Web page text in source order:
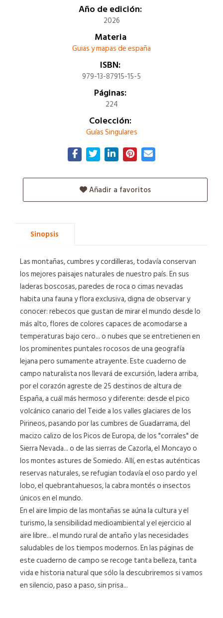
Año de edición:
2026
Materia
Guias y mapas de españa
ISBN:
979-13-87915-15-5
Páginas:
224
Colección:
Guías Singulares
Añadir a favoritos
Sinopsis
Las montañas, cumbres y cordilleras, todavía conservan
los mejores paisajes naturales de nuestro país. En sus
laderas boscosas, paredes de roca o cimas nevadas
habita una fauna y flora exclusiva, digna de observar y
conocer: rebecos que gustan de mirar el mundo desde lo
más alto, flores de colores capaces de acomodarse a
temperaturas bajo cero... o nubes que se entretienen en
los prominentes puntales rocosos de una geografía
lejana pero sumamente atrayente. Este cuaderno de
campo naturalista nos llevará de excursión, ladera arriba,
por el corazón agreste de 25 destinos de altura de
España, a cuál más hermoso y diferente: desde el pico
volcánico canario del Teide a los valles glaciares de los
Pirineos, pasando por las cumbres de Guadarrama, del
macizo calizo de los Picos de Europa, de los "corrales" de
Sierra Nevada... o de las sierras de Cazorla, el Moncayo o
los montes astures de Somiedo. Allí, en estas auténticas
reservas naturales, se refugian todavía el oso pardo y el
lobo, el quebrantahuesos, la cabra montés o insectos
únicos en el mundo.
En el aire limpio de las montañas se aúna la cultura y el
turismo, la sensibilidad medioambiental y el ejercicio al
aire libre... el mundo rural de antaño y las necesidades
saludables de los tiempos modernos. En las páginas de
este cuaderno de campo se recoge tanta belleza, tanta
vida e historia natural que sólo la descubriremos si vamos
en silencio, paso a paso, sin prisa...